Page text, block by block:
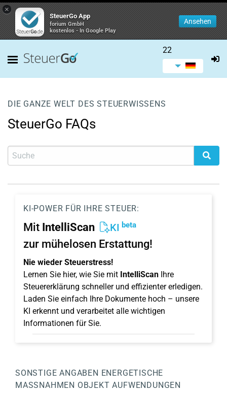
×
SteuerGo App
forium GmbH
kostenlos - In Google Play
Ansehen
22
DIE GANZE WELT DES STEUERWISSENS
SteuerGo FAQs
KI-POWER FÜR IHRE STEUER:
Mit IntelliScan KI beta
zur mühelosen Erstattung!
Nie wieder Steuerstress!
Lernen Sie hier, wie Sie mit IntelliScan Ihre
Steuererklärung schneller und effizienter erledigen.
Laden Sie einfach Ihre Dokumente hoch – unsere
KI erkennt und verarbeitet alle wichtigen
Informationen für Sie.
SONSTIGE ANGABEN ENERGETISCHE
MASSNAHMEN
OBJEKTAUFWENDUNGEN